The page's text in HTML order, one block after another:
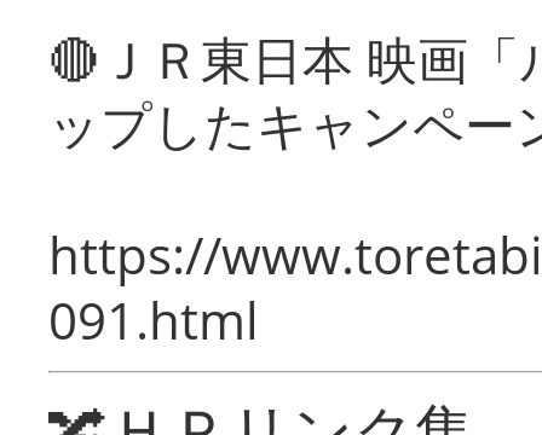
🔴ＪＲ東日本 映画
ップしたキャンペー
https://
091.html